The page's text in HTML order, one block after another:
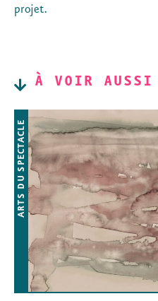
projet.
À VOIR AUSSI
ARTS DU SPECTACLE